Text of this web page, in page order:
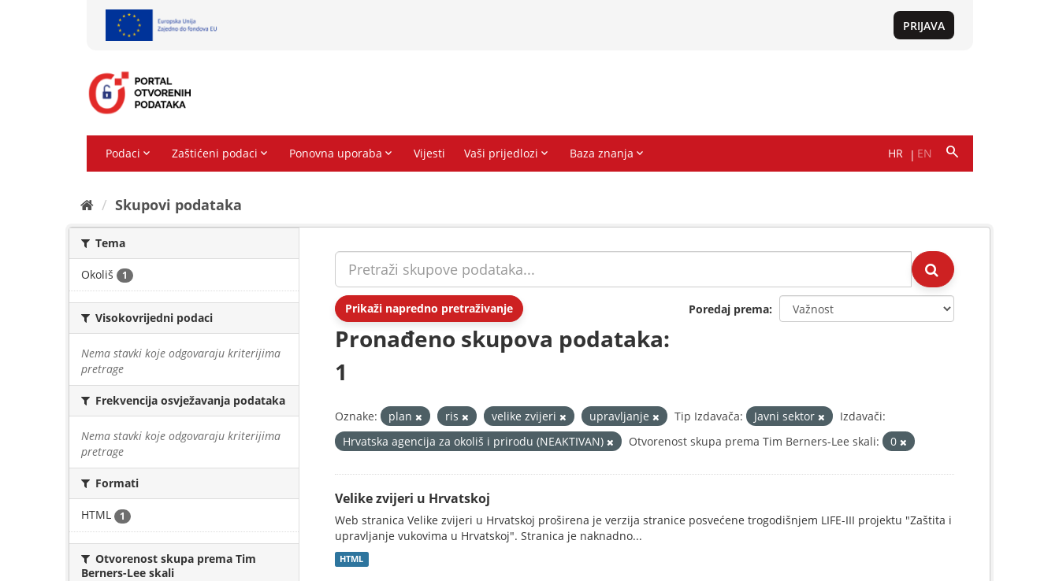
Skupovi podаtаkа
Tema
Okoliš 1
Visokovrijedni podaci
Nema stavki koje odgovaraju kriterijima
pretrage
Frekvencija osvježavanja podataka
Nema stavki koje odgovaraju kriterijima
pretrage
Formati
HTML 1
Otvorenost skupa prema Tim
Berners-Lee skali
Prikaži napredno pretraživanje Poredaj prema
Pronađeno skupova podataka:
1
Oznake: plan ris velike zvijeri upravljanje Tip Izdavača: Javni sektor
Izdavači:
Hrvatska agencija za okoliš i prirodu (NEAKTIVAN)
Otvorenost skupa prema Tim Berners-Lee skali: 0
Velike zvijeri u Hrvatskoj
Web stranica Velike zvijeri u Hrvatskoj proširena je verzija stranice posvećene trogodišnjem LIFE-III projektu "Zaštita i
upravljanje vukovima u Hrvatskoj". Stranica je naknadno...
HTML